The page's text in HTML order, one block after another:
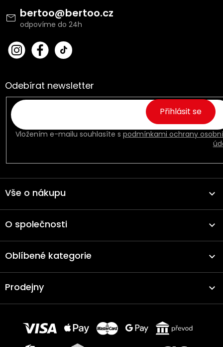
bertoo@bertoo.cz
bert
oo_
Fac
ebo
Odebírat newsletter
Vložením e-mailu souhlasíte s podmínkami ochrany
Přihlásit se
Vše o nákupu
O společnosti
Oblíbené kategorie
Prodejny